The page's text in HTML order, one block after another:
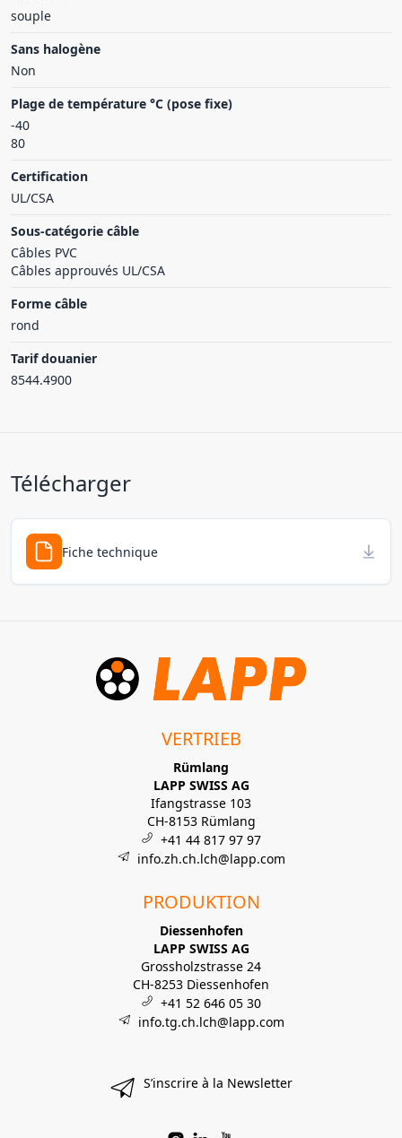
souple
Sans halogène
Non
Plage de température °C (pose fixe)
-40
80
Certification
UL/CSA
Sous-catégorie câble
Câbles PVC
Câbles approuvés UL/CSA
Forme câble
rond
Tarif douanier
8544.4900
Télécharger
Fiche technique
VERTRIEB
Rümlang
LAPP SWISS AG
Ifangstrasse 103
CH-8153 Rümlang
+41 44 817 97 97
info.zh.ch.lch@lapp.com
PRODUKTION
Diessenhofen
LAPP SWISS AG
Grossholzstrasse 24
CH-8253 Diessenhofen
+41 52 646 05 30
info.tg.ch.lch@lapp.com
S’inscrire à la Newsletter